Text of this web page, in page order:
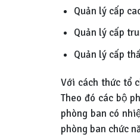
Quản lý cấp
Quản lý cấp
Quản lý cấp
Với cách thức tổ
Theo đó các bộ
phòng ban có
phòng ban chức